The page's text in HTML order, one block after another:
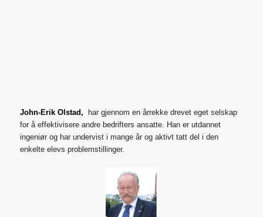
John-Erik Olstad,
har gjennom en årrekke drevet eget selskap
for å effektivisere andre bedrifters ansatte. Han er utdannet
ingeniør og har undervist i mange år og aktivt tatt del i den
enkelte elevs problemstillinger.